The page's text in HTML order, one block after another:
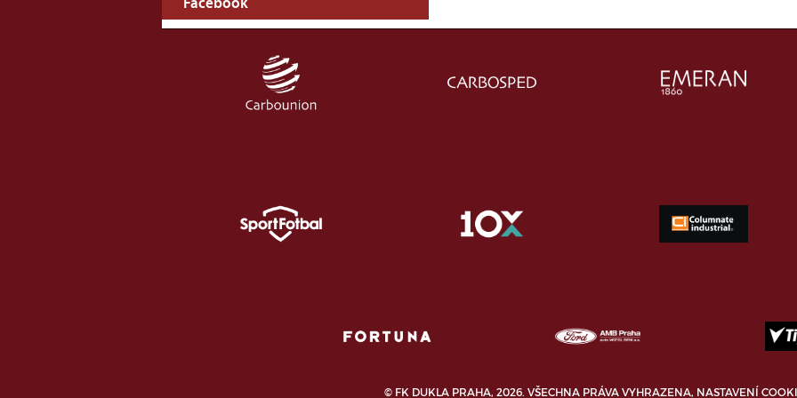
Facebook
© FK DUKLA PRAHA, 2026. VŠECHNA PRÁVA VYHRAZENA, NASTAVENÍ